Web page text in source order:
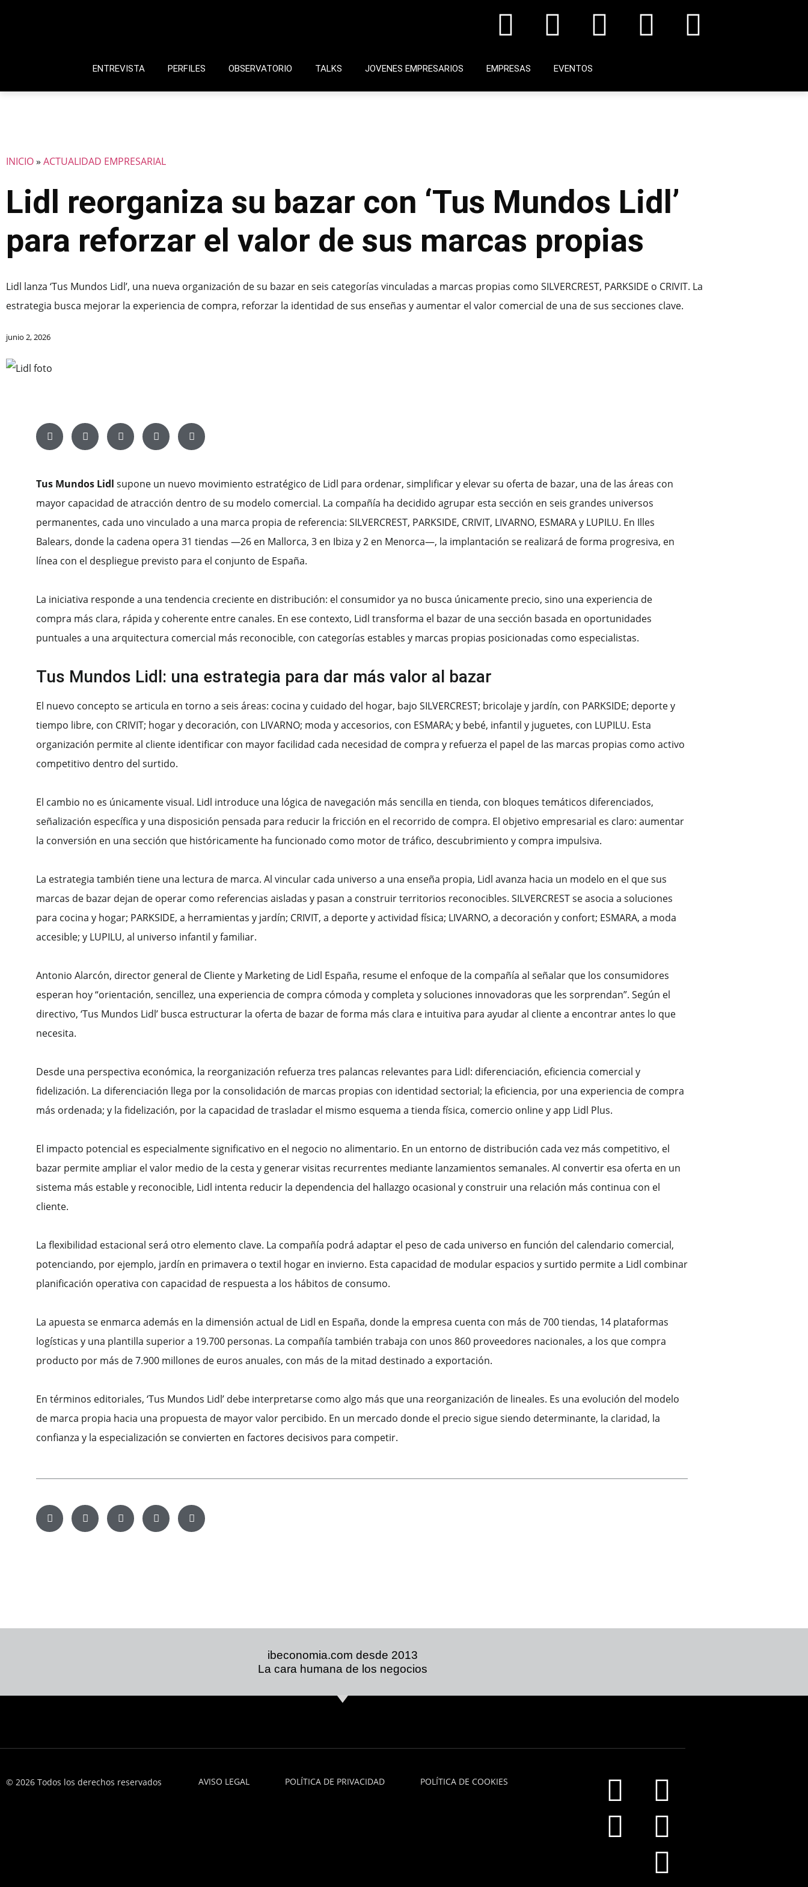
ENTREVISTA PERFILES OBSERVATORIO TALKS JOVENES EMPRESARIOS EMPRESAS EVENTOS
INICIO» ACTUALIDAD EMPRESARIAL
Lidl reorganiza su bazar con ‘Tus Mundos Lidl’
para reforzar el valor de sus marcas propias
Lidl lanza ‘Tus Mundos Lidl’, una nueva organización de su bazar en seis categorías vinculadas a marcas propias como SILVERCREST, PARKSIDE o CRIVIT. La
estrategia busca mejorar la experiencia de compra, reforzar la identidad de sus enseñas y aumentar el valor comercial de una de sus secciones clave.
junio 2, 2026
Tus Mundos Lidl supone un nuevo movimiento estratégico de Lidl para ordenar, simplificar y elevar su oferta de bazar, una de las áreas con
mayor capacidad de atracción dentro de su modelo comercial. La compañía ha decidido agrupar esta sección en seis grandes universos
permanentes, cada uno vinculado a una marca propia de referencia: SILVERCREST, PARKSIDE, CRIVIT, LIVARNO, ESMARA y LUPILU. En Illes
Balears, donde la cadena opera 31 tiendas —26 en Mallorca, 3 en Ibiza y 2 en Menorca—, la implantación se realizará de forma progresiva, en
línea con el despliegue previsto para el conjunto de España.
La iniciativa responde a una tendencia creciente en distribución: el consumidor ya no busca únicamente precio, sino una experiencia de
compra más clara, rápida y coherente entre canales. En ese contexto, Lidl transforma el bazar de una sección basada en oportunidades
puntuales a una arquitectura comercial más reconocible, con categorías estables y marcas propias posicionadas como especialistas.
Tus Mundos Lidl: una estrategia para dar más valor al bazar
El nuevo concepto se articula en torno a seis áreas: cocina y cuidado del hogar, bajo SILVERCREST; bricolaje y jardín, con PARKSIDE; deporte y
tiempo libre, con CRIVIT; hogar y decoración, con LIVARNO; moda y accesorios, con ESMARA; y bebé, infantil y juguetes, con LUPILU. Esta
organización permite al cliente identificar con mayor facilidad cada necesidad de compra y refuerza el papel de las marcas propias como activo
competitivo dentro del surtido.
El cambio no es únicamente visual. Lidl introduce una lógica de navegación más sencilla en tienda, con bloques temáticos diferenciados,
señalización específica y una disposición pensada para reducir la fricción en el recorrido de compra. El objetivo empresarial es claro: aumentar
la conversión en una sección que históricamente ha funcionado como motor de tráfico, descubrimiento y compra impulsiva.
La estrategia también tiene una lectura de marca. Al vincular cada universo a una enseña propia, Lidl avanza hacia un modelo en el que sus
marcas de bazar dejan de operar como referencias aisladas y pasan a construir territorios reconocibles. SILVERCREST se asocia a soluciones
para cocina y hogar; PARKSIDE, a herramientas y jardín; CRIVIT, a deporte y actividad física; LIVARNO, a decoración y confort; ESMARA, a moda
accesible; y LUPILU, al universo infantil y familiar.
Antonio Alarcón, director general de Cliente y Marketing de Lidl España, resume el enfoque de la compañía al señalar que los consumidores
esperan hoy “orientación, sencillez, una experiencia de compra cómoda y completa y soluciones innovadoras que les sorprendan”. Según el
directivo, ‘Tus Mundos Lidl’ busca estructurar la oferta de bazar de forma más clara e intuitiva para ayudar al cliente a encontrar antes lo que
necesita.
Desde una perspectiva económica, la reorganización refuerza tres palancas relevantes para Lidl: diferenciación, eficiencia comercial y
fidelización. La diferenciación llega por la consolidación de marcas propias con identidad sectorial; la eficiencia, por una experiencia de compra
más ordenada; y la fidelización, por la capacidad de trasladar el mismo esquema a tienda física, comercio online y app Lidl Plus.
El impacto potencial es especialmente significativo en el negocio no alimentario. En un entorno de distribución cada vez más competitivo, el
bazar permite ampliar el valor medio de la cesta y generar visitas recurrentes mediante lanzamientos semanales. Al convertir esa oferta en un
sistema más estable y reconocible, Lidl intenta reducir la dependencia del hallazgo ocasional y construir una relación más continua con el
cliente.
La flexibilidad estacional será otro elemento clave. La compañía podrá adaptar el peso de cada universo en función del calendario comercial,
potenciando, por ejemplo, jardín en primavera o textil hogar en invierno. Esta capacidad de modular espacios y surtido permite a Lidl combinar
planificación operativa con capacidad de respuesta a los hábitos de consumo.
La apuesta se enmarca además en la dimensión actual de Lidl en España, donde la empresa cuenta con más de 700 tiendas, 14 plataformas
logísticas y una plantilla superior a 19.700 personas. La compañía también trabaja con unos 860 proveedores nacionales, a los que compra
producto por más de 7.900 millones de euros anuales, con más de la mitad destinado a exportación.
En términos editoriales, ‘Tus Mundos Lidl’ debe interpretarse como algo más que una reorganización de lineales. Es una evolución del modelo
de marca propia hacia una propuesta de mayor valor percibido. En un mercado donde el precio sigue siendo determinante, la claridad, la
confianza y la especialización se convierten en factores decisivos para competir.
ibeconomia.com desde 2013
La cara humana de los negocios
© 2026 Todos los derechos reservados AVISO LEGAL POLÍTICA DE PRIVACIDAD POLÍTICA DE COOKIES